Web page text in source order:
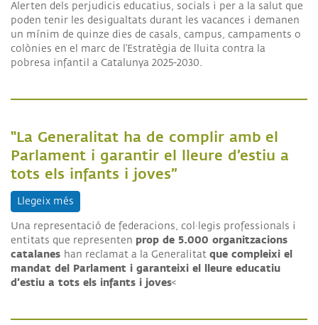
Alerten dels perjudicis educatius, socials i per a la salut que
poden tenir les desigualtats durant les vacances i demanen
un mínim de quinze dies de casals, campus, campaments o
colònies en el marc de l’Estratègia de lluita contra la
pobresa infantil a Catalunya 2025-2030.
“La Generalitat ha de complir amb el
Parlament i garantir el lleure d’estiu a
tots els infants i joves”
Llegeix més
Una representació de federacions, col·legis professionals i
entitats que representen prop de 5.000 organitzacions
catalanes han reclamat a la Generalitat que compleixi el
mandat del Parlament i garanteixi el lleure educatiu
d’estiu a tots els infants i joves<